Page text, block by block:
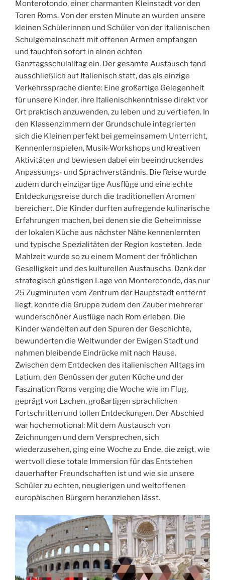
Monterotondo, einer charmanten Kleinstadt vor den
Toren Roms. Von der ersten Minute an wurden unsere
kleinen Schülerinnen und Schüler von der italienischen
Schulgemeinschaft mit offenen Armen empfangen
und tauchten sofort in einen echten
Ganztagsschulalltag ein. Der gesamte Austausch fand
ausschließlich auf Italienisch statt, das als einzige
Verkehrssprache diente: Eine großartige Gelegenheit
für unsere Kinder, ihre Italienischkenntnisse direkt vor
Ort praktisch anzuwenden, zu leben und zu vertiefen. In
den Klassenzimmern der Grundschule integrierten
sich die Kleinen perfekt bei gemeinsamem Unterricht,
Kennenlernspielen, Musik-Workshops und kreativen
Aktivitäten und bewiesen dabei ein beeindruckendes
Anpassungs- und Sprachverständnis. Die Reise wurde
zudem durch einzigartige Ausflüge und eine echte
Entdeckungsreise durch die traditionellen Aromen
bereichert. Die Kinder durften aufregende kulinarische
Erfahrungen machen, bei denen sie die Geheimnisse
der lokalen Küche aus nächster Nähe kennenlernten
und typische Spezialitäten der Region kosteten. Jede
Mahlzeit wurde so zu einem Moment der fröhlichen
Geselligkeit und des kulturellen Austauschs. Dank der
strategisch günstigen Lage von Monterotondo, das nur
25 Zugminuten vom Zentrum der Hauptstadt entfernt
liegt, konnte die Gruppe zudem den Zauber mehrerer
wunderschöner Ausflüge nach Rom erleben. Die
Kinder wandelten auf den Spuren der Geschichte,
bewunderten die Weltwunder der Ewigen Stadt und
nahmen bleibende Eindrücke mit nach Hause.
Zwischen dem Entdecken des italienischen Alltags im
Latium, den Genüssen der guten Küche und der
Faszination Roms verging die Woche wie im Flug,
geprägt von Lachen, großartigen sprachlichen
Fortschritten und tollen Entdeckungen. Der Abschied
war hochemotional: Mit dem Austausch von
Zeichnungen und dem Versprechen, sich
wiederzusehen, ging eine Woche zu Ende, die zeigt, wie
wertvoll diese totale Immersion für das Entstehen
dauerhafter Freundschaften ist und wie sie unsere
Schüler zu echten, neugierigen und weltoffenen
europäischen Bürgern heranziehen lässt.